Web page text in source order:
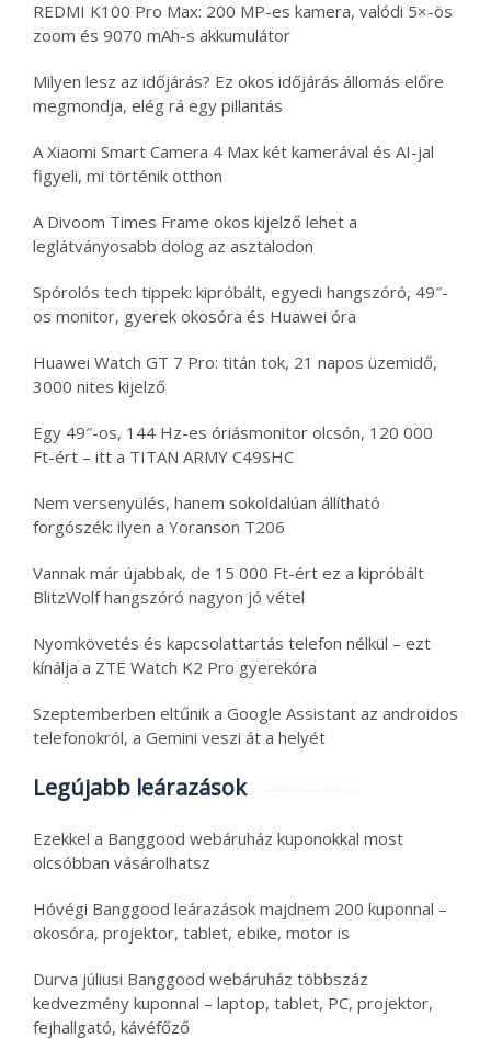
REDMI K100 Pro Max: 200 MP-es kamera, valódi 5×-ös
zoom és 9070 mAh-s akkumulátor
Milyen lesz az időjárás? Ez okos időjárás állomás előre
megmondja, elég rá egy pillantás
A Xiaomi Smart Camera 4 Max két kamerával és AI-jal
figyeli, mi történik otthon
A Divoom Times Frame okos kijelző lehet a
leglátványosabb dolog az asztalodon
Spórolós tech tippek: kipróbált, egyedi hangszóró, 49″-
os monitor, gyerek okosóra és Huawei óra
Huawei Watch GT 7 Pro: titán tok, 21 napos üzemidő,
3000 nites kijelző
Egy 49″-os, 144 Hz-es óriásmonitor olcsón, 120 000
Ft-ért – itt a TITAN ARMY C49SHC
Nem versenyülés, hanem sokoldalúan állítható
forgószék: ilyen a Yoranson T206
Vannak már újabbak, de 15 000 Ft-ért ez a kipróbált
BlitzWolf hangszóró nagyon jó vétel
Nyomkövetés és kapcsolattartás telefon nélkül – ezt
kínálja a ZTE Watch K2 Pro gyerekóra
Szeptemberben eltűnik a Google Assistant az androidos
telefonokról, a Gemini veszi át a helyét
Legújabb leárazások
Ezekkel a Banggood webáruház kuponokkal most
olcsóbban vásárolhatsz
Hóvégi Banggood leárazások majdnem 200 kuponnal –
okosóra, projektor, tablet, ebike, motor is
Durva júliusi Banggood webáruház többszáz
kedvezmény kuponnal – laptop, tablet, PC, projektor,
fejhallgató, kávéfőző